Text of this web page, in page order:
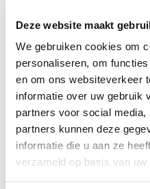
Deze website maakt
We gebruiken cookies om
personaliseren, om
en om ons websiteverkeer
informatie over uw gebruik
partners voor social
partners kunnen deze
informatie die u aan ze
verzameld op basis van
Deel jij met deze
interesse?